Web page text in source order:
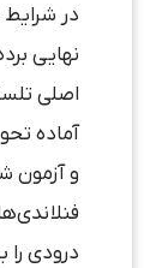
در
آماده
و آزمون
درودی را